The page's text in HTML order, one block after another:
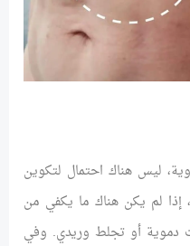
ليس هناك احتمال لتكوين
إذا لم يكن هناك ما يكفي من
دموية أو تجلط وريدي. وفي